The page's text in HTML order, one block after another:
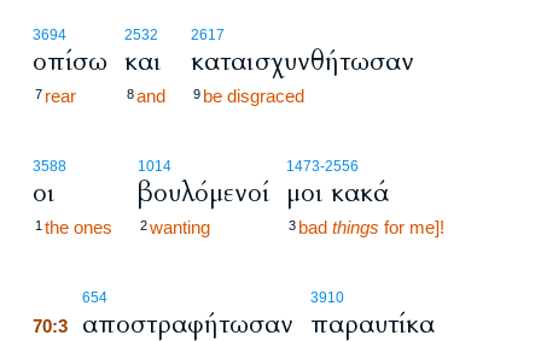
3694
οπίσω
7 rear
2532
και
8and
2617
καταισχυνθήτωσαν
9 be disgraced
3588
οι
1 the ones
1014
βουλόμενοί
2wanting
1473-2556
μοι κακά
3 bad things for me]!
654
70:3 αποστραφήτωσαν
3910
παραυτίκα